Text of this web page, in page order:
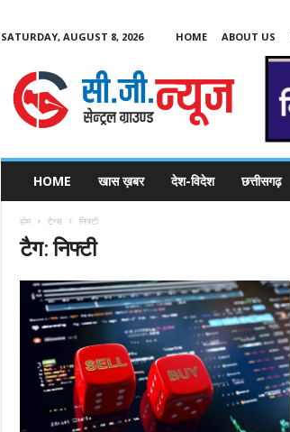
SATURDAY, AUGUST 8, 2026 HOME ABOUT US
C
HOME खास ख़बर देश-विदेश छत्तीसगढ़
होम टैग्स निफ्टी
टैग: निफ्टी